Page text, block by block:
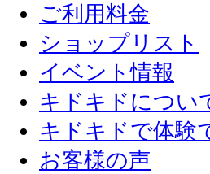
ご利用料金
ショップリスト
イベント情報
キドキドについ
キドキドで体験
お客様の声